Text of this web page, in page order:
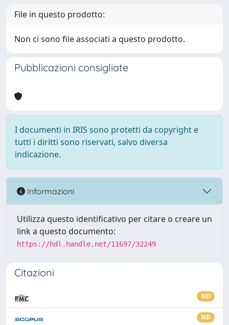
File in questo prodotto:
Non ci sono file associati a questo prodotto.
Pubblicazioni consigliate
I documenti in IRIS sono protetti da copyright e
tutti i diritti sono riservati, salvo diversa
indicazione.
Informazioni
Utilizza questo identificativo per citare o creare un
link a questo documento:
https://hdl.handle.net/11697/32249
Citazioni
ND
ND